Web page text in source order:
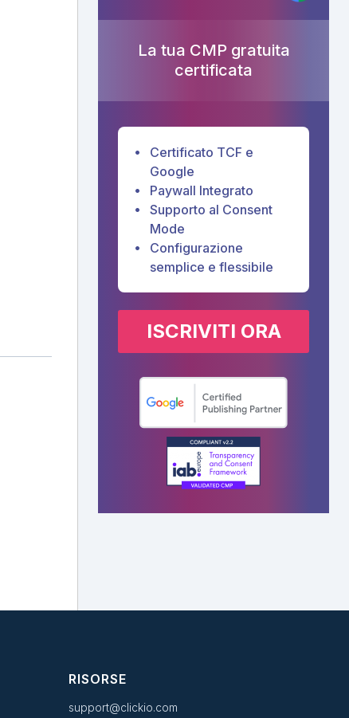
La tua CMP gratuita
certificata
Certificato TCF e
Google
Paywall Integrato
Supporto al Consent
Mode
Configurazione
semplice e flessibile
ISCRIVITI ORA
RISORSE
support@clickio.com